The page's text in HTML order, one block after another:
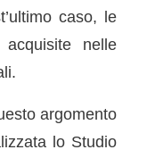
caso, le
acquisite nelle
argomento
lo Studio